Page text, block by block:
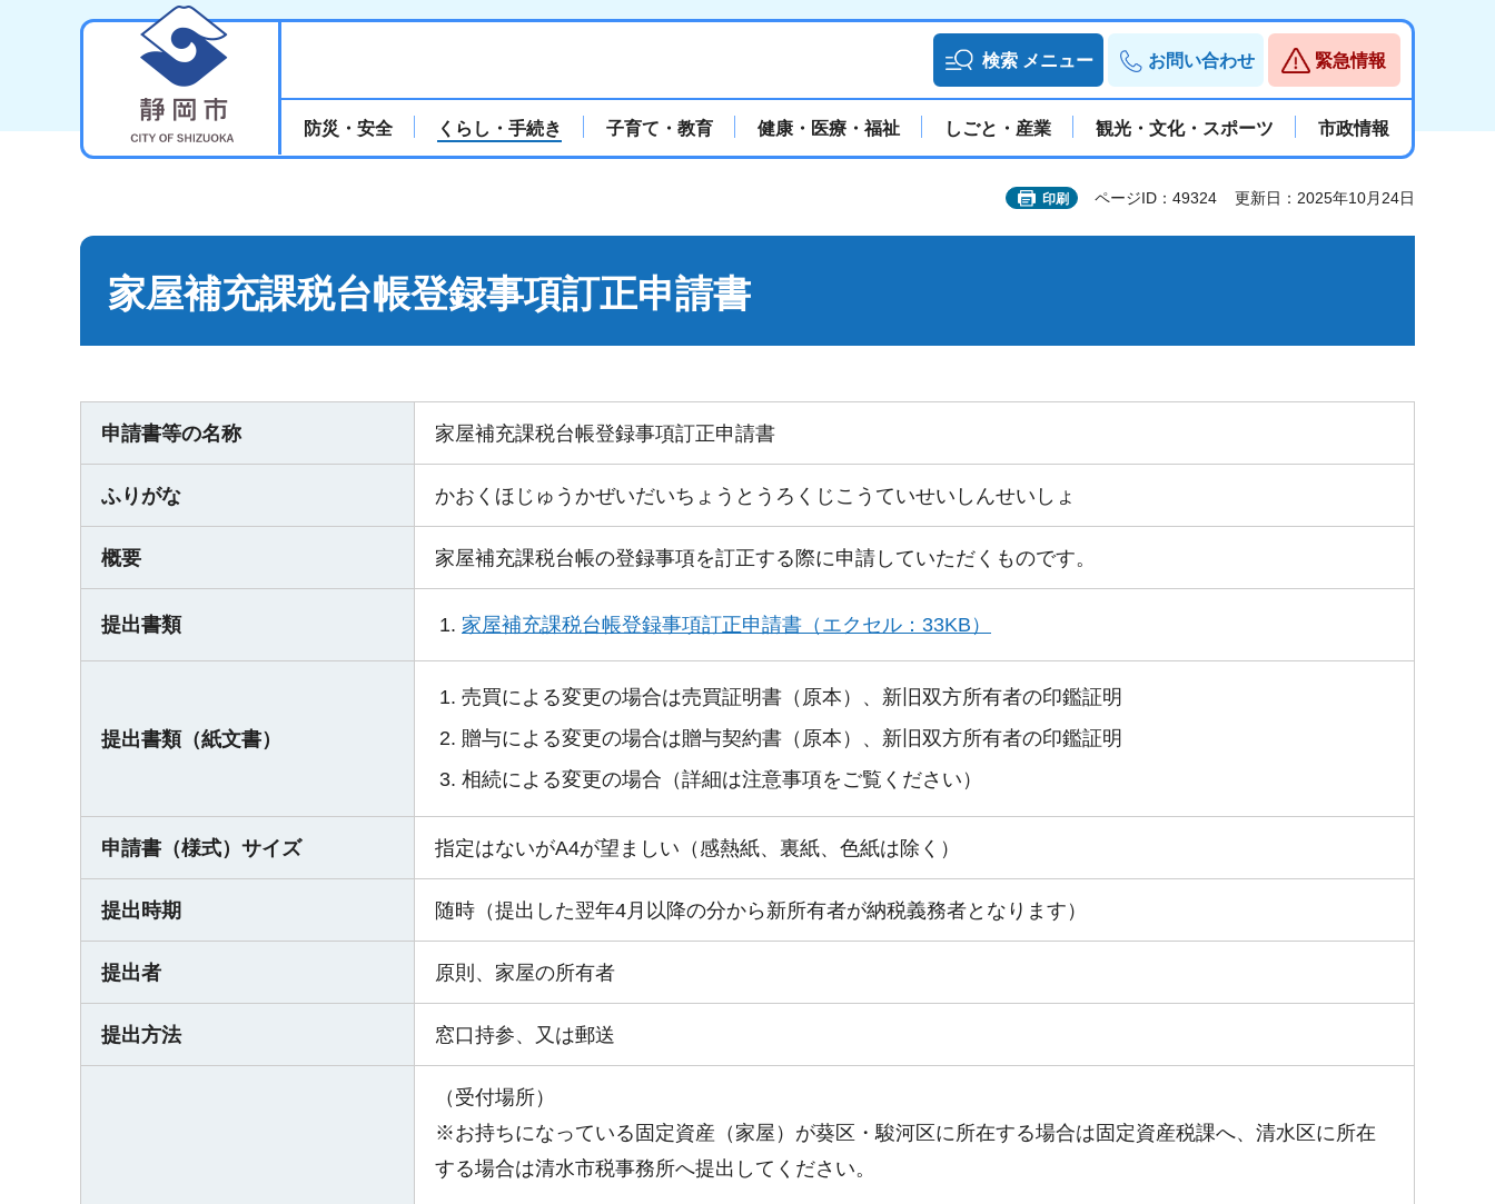
検索 メニュー お問い合わせ 緊急情報
防災・安全 くらし・手続き 子育て・教育 健康・医療・福祉 しごと・産業 観光・文化・スポーツ 市政情報
印刷 ページID：49324 更新日：2025年10月24日
家屋補充課税台帳登録事項訂正申請書
申請書等の名称 家屋補充課税台帳登録事項訂正申請書
ふりがな かおくほじゅうかぜいだいちょうとうろくじこうていせいしんせいしょ
概要 家屋補充課税台帳の登録事項を訂正する際に申請していただくものです。
提出書類 家屋補充課税台帳登録事項訂正申請書（エクセル：33KB）
提出書類（紙文書）
売買による変更の場合は売買証明書（原本）、新旧双方所有者の印鑑証明
贈与による変更の場合は贈与契約書（原本）、新旧双方所有者の印鑑証明
相続による変更の場合（詳細は注意事項をご覧ください）
申請書（様式）サイズ 指定はないがA4が望ましい（感熱紙、裏紙、色紙は除く）
提出時期 随時（提出した翌年4月以降の分から新所有者が納税義務者となります）
提出者 原則、家屋の所有者
提出方法 窓口持参、又は郵送
（受付場所）
※お持ちになっている固定資産（家屋）が葵区・駿河区に所在する場合は固定資産税課へ、清水区に所在
する場合は清水市税事務所へ提出してください。